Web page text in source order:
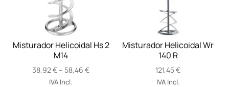
Misturador Helicoidal Hs 2
M14
38,92€ – 58,46€Price
IVA Incl.
Misturador Helicoidal Wr
140 R
121,45€
IVA Incl.